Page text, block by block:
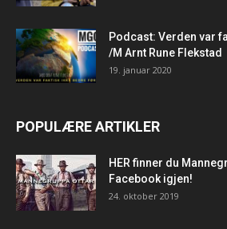
Podcast: Verden var
/M Arnt Rune Flekstad
19. januar 2020
POPULÆRE ARTIKLER
HER finner du
Facebook igjen!
24. oktober 2019